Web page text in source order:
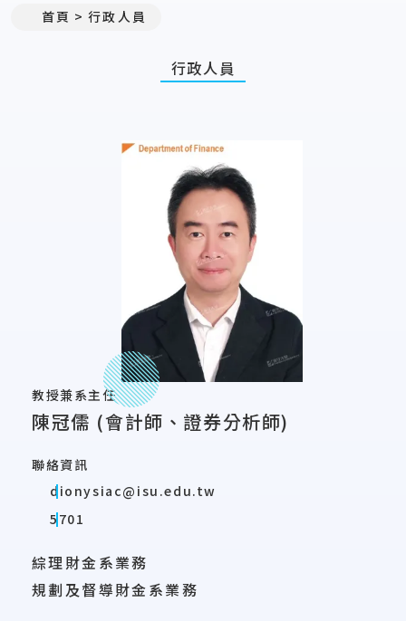
首頁 行政人員
行政人員
教授兼系主任
陳冠儒 (會計師、證券分析師)
聯絡資訊
dionysiac@isu.edu.tw
5701
綜理財金系業務
規劃及督導財金系業務